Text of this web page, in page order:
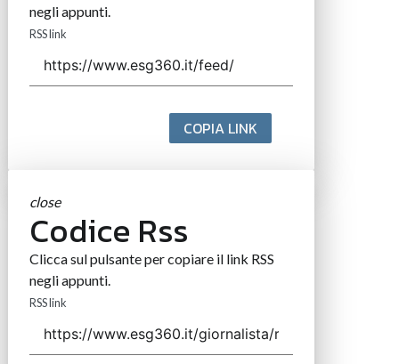
negli appunti.
RSS link
COPIA LINK
close
Codice Rss
Clicca sul pulsante per copiare il link RSS
negli appunti.
RSS link